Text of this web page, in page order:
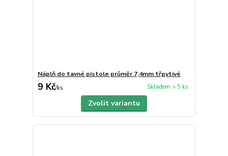
Náplň do tavné pistole průměr 7,4mm třpytivé
9 Kč/ks Skladem > 5 ks
Zvolit variantu